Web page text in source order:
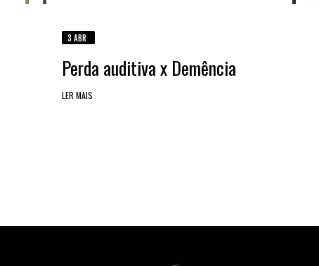
3 ABR
Perda auditiva x Demência
LER MAIS